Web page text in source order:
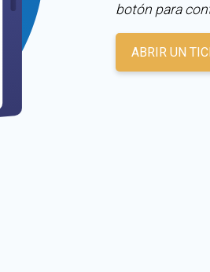
botón para
ABRIR UN